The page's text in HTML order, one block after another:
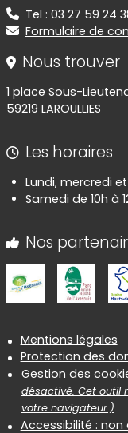
Tel : 03 27 59 24
Formulaire de
Nous trouver
1 place Sous-
59219 LAROULLIES
Les horaires
Lundi, mercredi
Samedi de 10h à
Nos
Informations
Mentions légales
Protection des
Gestion des
désactivé. Cet outil
votre navigateur.)
Accessibilité :